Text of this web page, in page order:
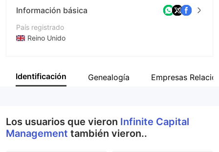
Información básica
País registrado
Reino Unido
Empresa
Identificación Genealogía Empresas
Los usuarios que vieron Infinite Capital
Management también vieron..